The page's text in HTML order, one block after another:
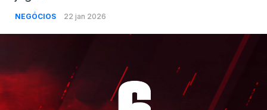
NEGÓCIOS 22 jan 2026